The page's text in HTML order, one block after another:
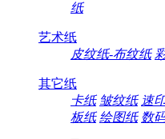
纸
艺术纸
皮纹纸-布纹纸
其它纸
卡纸 皱纹纸 速
板纸 绘图纸 数